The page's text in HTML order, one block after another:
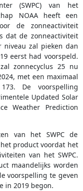
(SWPC) van het
NOAA heeft een
de zonneactiviteit
dat de zonneactiviteit
niveau zal pieken dan
eerst had voorspeld.
zonnecyclus 25 nu
met een maximaal
De voorspelling
Updated Solar
Weather Prediction
van het SWPC de
product voordat het
van het SWPC.
maandelijks worden
voorspelling te geven
in 2019 begon.